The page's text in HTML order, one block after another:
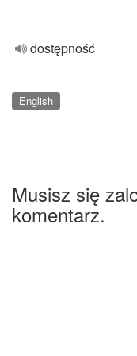
dostępność
English
Musisz się
komentarz.